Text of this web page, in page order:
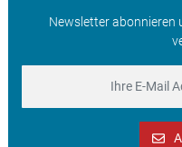
Newsletter abonnieren